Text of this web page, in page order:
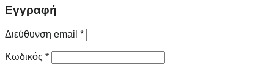
Εγγραφή
Διεύθυνση email *
Κωδικός *